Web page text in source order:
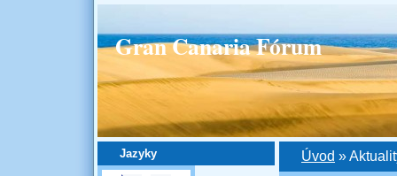
Gran Canaria Fórum
Jazyky Úvod »